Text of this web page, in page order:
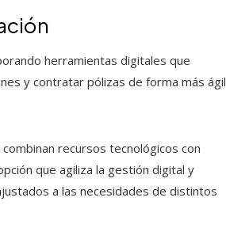
herramientas digitales que
y contratar pólizas de forma más ágil
recursos tecnológicos con
que agiliza la gestión digital y
a las necesidades de distintos